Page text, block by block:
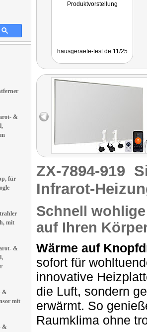
&
für
mit
&
&
mit
&
Produktvorstellung
hausgeraete-test.de 11/25
ZX-7894-919
Infrarot-
Schnell
auf Ihren
Wärme auf
sofort für
innovative
die Luft, sondern
erwärmt. So
Raumklima ohne